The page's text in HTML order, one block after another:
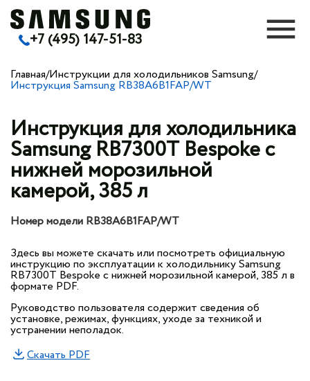
+7 (495) 147-51-83
Главная/Инструкции для холодильников Samsung/
Инструкция Samsung RB38A6B1FAP/WT
Инструкция для холодильника
Samsung RB7300T Bespoke с
нижней морозильной
камерой, 385 л
Номер модели RB38A6B1FAP/WT
Здесь вы можете скачать или посмотреть официальную
инструкцию по эксплуатации к холодильнику Samsung
RB7300T Bespoke с нижней морозильной камерой, 385 л в
формате PDF.
Руководство пользователя содержит сведения об
установке, режимах, функциях, уходе за техникой и
устранении неполадок.
Скачать PDF